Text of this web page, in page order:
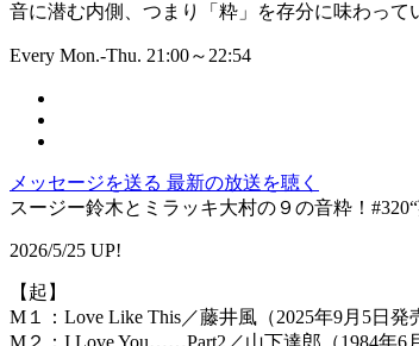
音に潜む内側、つまり「粋」を存分に味わって
Every Mon.-Thu. 21:00～22:54
メッセージを送る 最新の放送を聴く
スージー鈴木とミラッキ大村の９の音粋！
2026/5/25 UP!
【起】
M１：Love Like This／藤井風（2025年9月5日発